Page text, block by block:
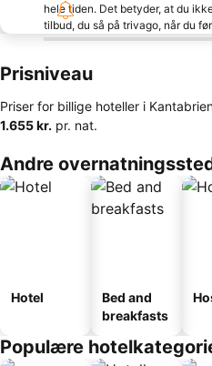
hele tiden. Det betyder, at du
tilbud, du så på trivago, når du
Prisniveau
Priser for billige hoteller i
‎1.655 kr. pr. nat.
Andre
Hotel
Bed and
breakfasts
Populære